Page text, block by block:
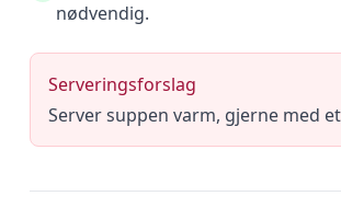
nødvendig.
Serveringsforslag
Server suppen varm, gjerne med